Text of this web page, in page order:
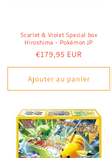
Scarlet & Violet Special box
Hiroshima - Pokémon JP
Prix
habituel
€179,95 EUR
Ajouter au panier